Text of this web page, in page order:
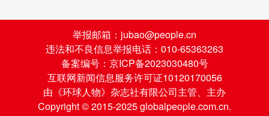
举报邮箱：jubao@people.cn
违法和不良信息举报电话：010-65363263
备案编号：京ICP备2023030480号
互联网新闻信息服务许可证10120170056
由《环球人物》杂志社有限公司主管、主办
Copyright © 2015-2025 globalpeople.com.cn.